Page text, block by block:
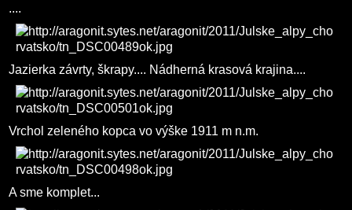
....
Jazierka závrty, škrapy.... Nádherná krasová krajina....
Vrchol zeleného kopca vo výške 1911 m n.m.
A sme komplet...